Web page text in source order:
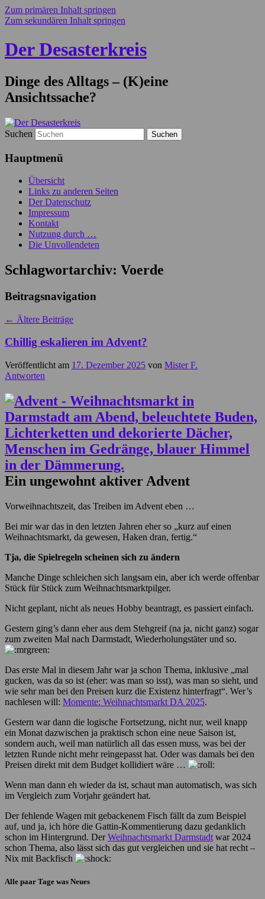
Zum primären Inhalt springen
Zum sekundären Inhalt springen
Der Desasterkreis
Dinge des Alltags – (K)eine
Ansichtssache?
Suchen
Hauptmenü
Übersicht
Links zu anderen Seiten
Der Datenschutz
Impressum
Kontakt
Nutzung durch …
Die Unvollendeten
Schlagwortarchiv: Voerde
Beitragsnavigation
← Ältere Beiträge
Chillig eskalieren im Advent?
Veröffentlicht am 17. Dezember 2025 von Mister F.
Antworten
Ein ungewohnt aktiver Advent
Vorweihnachtszeit, das Treiben im Advent eben …
Bei mir war das in den letzten Jahren eher so „kurz auf einen
Weihnachtsmarkt, da gewesen, Haken dran, fertig.“
Tja, die Spielregeln scheinen sich zu ändern
Manche Dinge schleichen sich langsam ein, aber ich werde offenbar
Stück für Stück zum Weihnachtsmarktpilger.
Nicht geplant, nicht als neues Hobby beantragt, es passiert einfach.
Gestern ging’s dann eher aus dem Stehgreif (na ja, nicht ganz) sogar
zum zweiten Mal nach Darmstadt, Wiederholungstäter und so.
Das erste Mal in diesem Jahr war ja schon Thema, inklusive „mal
gucken, was da so ist (eher: was man so isst), was man so sieht, und
wie sehr man bei den Preisen kurz die Existenz hinterfragt“. Wer’s
nachlesen will: Momente: Weihnachtsmarkt DA 2025.
Gestern war dann die logische Fortsetzung, nicht nur, weil knapp
ein Monat dazwischen ja praktisch schon eine neue Saison ist,
sondern auch, weil man natürlich all das essen muss, was bei der
letzten Runde nicht mehr reingepasst hat. Oder was damals bei den
Preisen direkt mit dem Budget kollidiert wäre …
Wenn man dann eh wieder da ist, schaut man automatisch, was sich
im Vergleich zum Vorjahr geändert hat.
Der fehlende Wagen mit gebackenem Fisch fällt da zum Beispiel
auf, und ja, ich höre die Gattin-Kommentierung dazu gedanklich
schon im Hintergrund. DerWeihnachtsmarkt Darmstadt war 2024
schon Thema, also lässt sich das gut vergleichen und sie hat recht –
Nix mit Backfisch
Alle paar Tage was Neues